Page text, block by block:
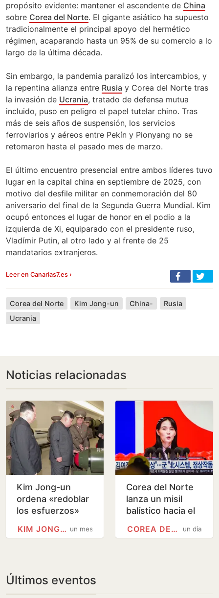
propósito evidente: mantener el ascendente de China
sobre Corea del Norte. El gigante asiático ha supuesto
tradicionalmente el principal apoyo del hermético
régimen, acaparando hasta un 95% de su comercio a lo
largo de la última década.
Sin embargo, la pandemia paralizó los intercambios, y
la repentina alianza entre Rusia y Corea del Norte tras
la invasión de Ucrania, tratado de defensa mutua
incluido, puso en peligro el papel tutelar chino. Tras
más de seis años de suspensión, los servicios
ferroviarios y aéreos entre Pekín y Pionyang no se
retomaron hasta el pasado mes de marzo.
El último encuentro presencial entre ambos líderes tuvo
lugar en la capital china en septiembre de 2025, con
motivo del desfile militar en conmemoración del 80
aniversario del final de la Segunda Guerra Mundial. Kim
ocupó entonces el lugar de honor en el podio a la
izquierda de Xi, equiparado con el presidente ruso,
Vladímir Putin, al otro lado y al frente de 25
mandatarios extranjeros.
Leer en Canarias7.es ›
Corea del Norte Kim Jong-un China-
Rusia
Ucrania
Noticias relacionadas
Kim Jong-un
ordena «redoblar
los esfuerzos»
arsenal nuclearun mes
KIM JONG-UN
Corea del Norte
lanza un misil
balístico hacia el
amenazar a Tokio
un día
COREA DEL NORTE
Últimos eventos